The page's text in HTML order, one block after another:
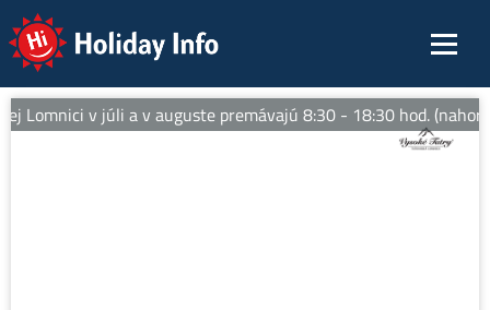
Holiday Info
Lomnici v júli a v auguste premávajú 8:30 - 18:30 hod.